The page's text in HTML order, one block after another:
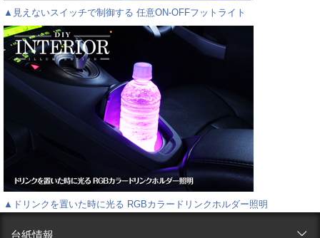
▲見えないスイッチで制御する 任意ON-OFFフットライト
▲ドリンクを置いた時に光る RGBカラードリンクホルダー照明
台紙情報